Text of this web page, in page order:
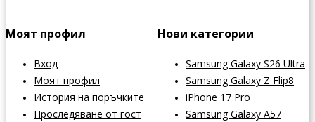
Моят профил
Вход
Моят профил
История на поръчките
Проследяване от гост
Нови категории
Samsung Galaxy S26 Ultra
Samsung Galaxy Z Flip8
iPhone 17 Pro
Samsung Galaxy A57